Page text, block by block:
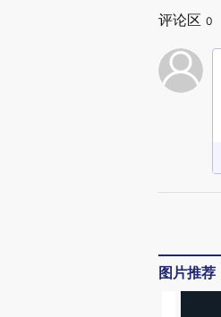
评论区 0
图片推荐